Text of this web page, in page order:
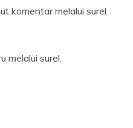
komentar melalui surel.
melalui surel.